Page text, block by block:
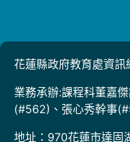
花蓮縣政府教育處資訊
業務承辦:課程科董嘉
(#562)、張心秀幹事
地址：970花蓮市達固